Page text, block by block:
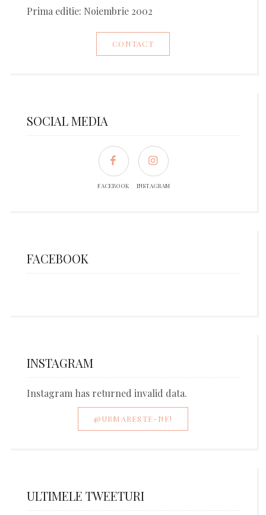
Prima editie: Noiembrie 2002
CONTACT
SOCIAL MEDIA
FACEBOOK INSTAGRAM
FACEBOOK
INSTAGRAM
Instagram has returned invalid data.
@URMARESTE-NE!
ULTIMELE TWEETURI